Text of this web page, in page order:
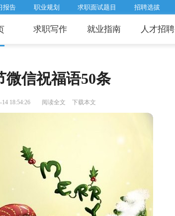
报告 职业规划 求职面试题目 招聘选拔
求职写作 就业指南 人才招聘
微信祝福语50条
18:54:26 阅读全文 下载本文